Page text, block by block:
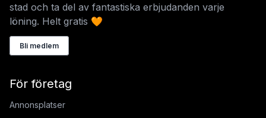
stad och ta del av fantastiska erbjudanden varje
löning. Helt gratis 🧡
Bli medlem
För företag
Annonsplatser